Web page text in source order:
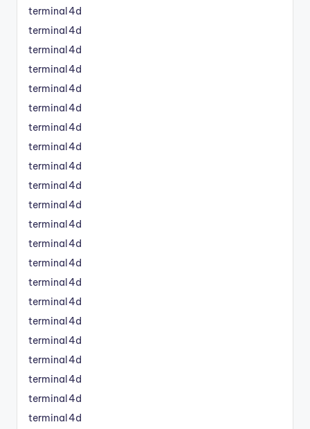
terminal4d
terminal4d
terminal4d
terminal4d
terminal4d
terminal4d
terminal4d
terminal4d
terminal4d
terminal4d
terminal4d
terminal4d
terminal4d
terminal4d
terminal4d
terminal4d
terminal4d
terminal4d
terminal4d
terminal4d
terminal4d
terminal4d